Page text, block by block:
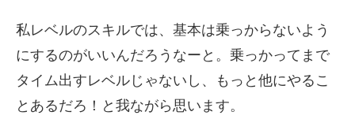
私レベルのスキルでは、基本は乗っからないよう
にするのがいいんだろうなーと。乗っかってまで
タイム出すレベルじゃないし、もっと他にやるこ
とあるだろ！と我ながら思います。